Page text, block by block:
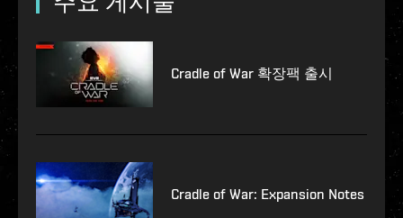
Cradle of War 확장팩 출시
Cradle of War: Expansion Notes